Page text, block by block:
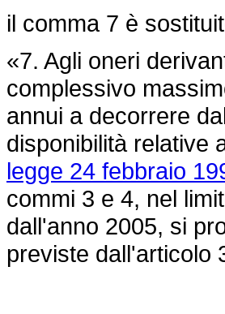
il comma 7 è
«7. Agli oneri
complessivo
annui a decorrere
disponibilità relative
legge 24 febbraio
commi 3 e 4, nel
dall'anno 2005, si
previste dall'articolo